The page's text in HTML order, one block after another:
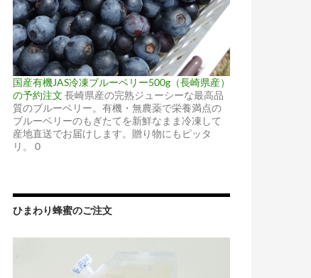
国産有機JAS冷凍ブルーベリー500g（長崎県産）
の予約注文 長崎県産の完熟ジューシーな最高品
質のブルーベリー。有機・無農薬で栄養満点の
ブルーベリーのもぎたてを新鮮なまま冷凍して
産地直送でお届けします。贈り物にもピッタ
リ。 0
ひまわり蜂蜜のご注文